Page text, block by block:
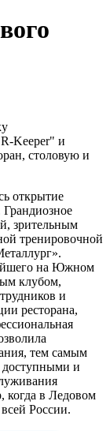
Keeper" и
столовую и
открытие
зрительным
тренировочной
на Южном
клубом,
и
ресторана,
тем самым
доступными и
когда в Ледовом
России.